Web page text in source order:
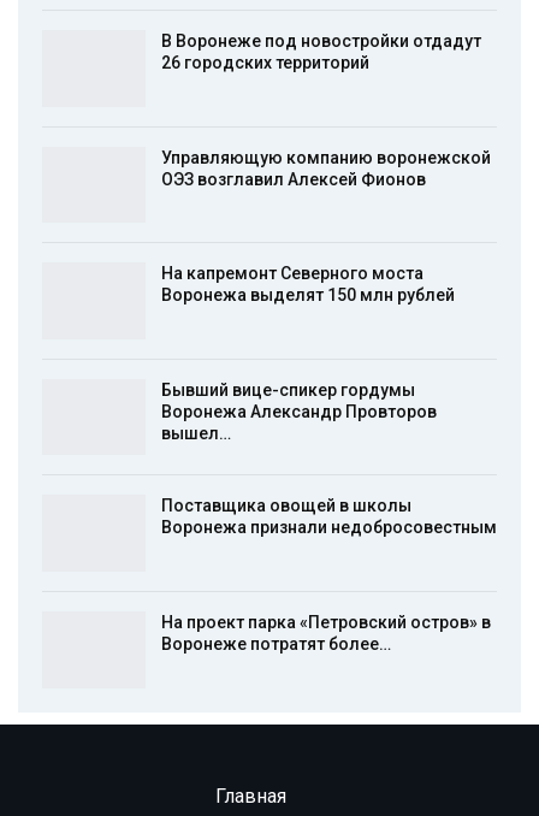
В Воронеже под новостройки отдадут
26 городских территорий
Управляющую компанию воронежской
ОЭЗ возглавил Алексей Фионов
На капремонт Северного моста
Воронежа выделят 150 млн рублей
Бывший вице-спикер гордумы
Воронежа Александр Провторов
вышел…
Поставщика овощей в школы
Воронежа признали недобросовестным
На проект парка «Петровский остров» в
Воронеже потратят более…
Главная